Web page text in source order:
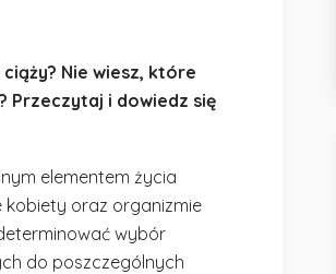
Nie wiesz, które
Przeczytaj i dowiedz się
elementem życia
kobiety oraz organizmie
wybór
do poszczególnych